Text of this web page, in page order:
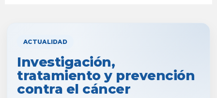
ACTUALIDAD
Investigación,
tratamiento y prevención
contra el cáncer